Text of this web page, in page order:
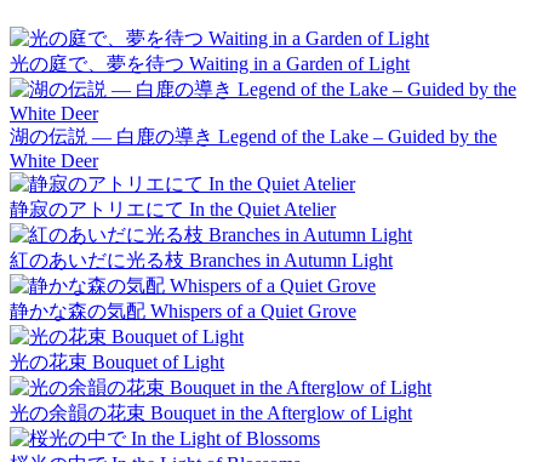
光の庭で、夢を待つ Waiting in a Garden of Light
湖の伝説 ― 白鹿の導き Legend of the Lake – Guided by the
White Deer
静寂のアトリエにて In the Quiet Atelier
紅のあいだに光る枝 Branches in Autumn Light
静かな森の気配 Whispers of a Quiet Grove
光の花束 Bouquet of Light
光の余韻の花束 Bouquet in the Afterglow of Light